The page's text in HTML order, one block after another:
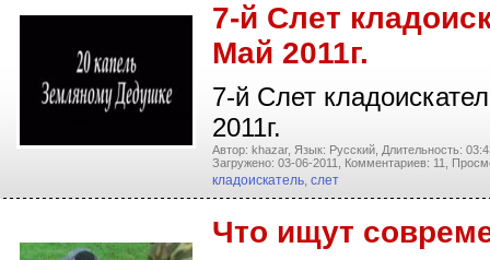
7-й Слет
Май 2011г.
7-й Слет
2011г.
Автор: khazar, Язык: Русский, Длительность:
Загружено: 03-06-2011,
Комментариев: 11,
кладоискатель, слет
Что ищут